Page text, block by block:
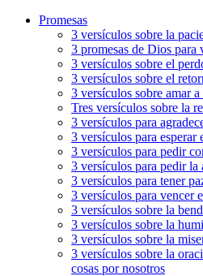
Promesas
3 versículos sobre la
3 promesas de Dios
3 versículos sobre el
3 versículos sobre el
3 versículos sobre amar a
Tres versículos sobre la
3 versículos para
3 versículos para esperar
3 versículos para pedir
3 versículos para pedir la
3 versículos para tener
3 versículos para vencer
3 versículos sobre la
3 versículos sobre la
3 versículos sobre la
3 versículos sobre la
cosas por nosotros